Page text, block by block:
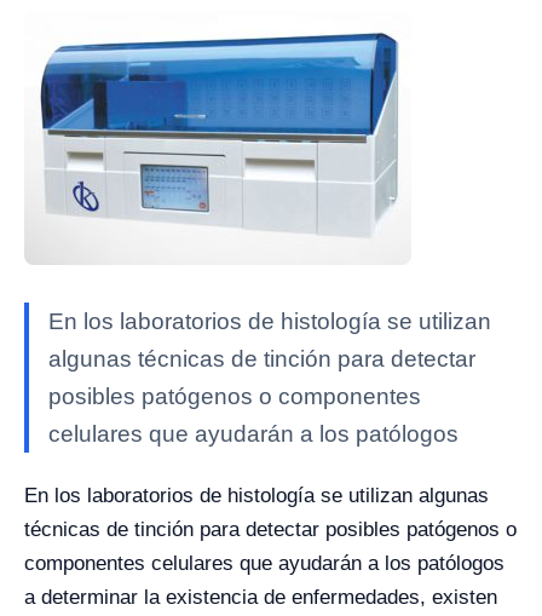
En los laboratorios de histología se utilizan
algunas técnicas de tinción para detectar
posibles patógenos o componentes
celulares que ayudarán a los patólogos
En los laboratorios de histología se utilizan algunas
técnicas de tinción para detectar posibles patógenos o
componentes celulares que ayudarán a los patólogos
a determinar la existencia de enfermedades, existen